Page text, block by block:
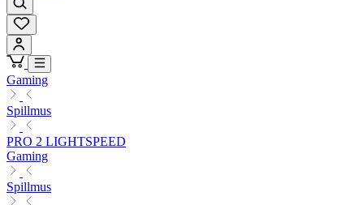
Gaming
Spillmus
PRO 2 LIGHTSPEED
Gaming
Spillmus